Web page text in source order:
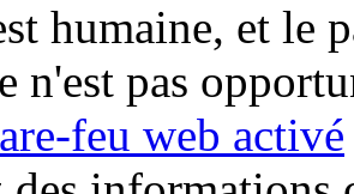
humaine, et le
n'est pas
feu web activé